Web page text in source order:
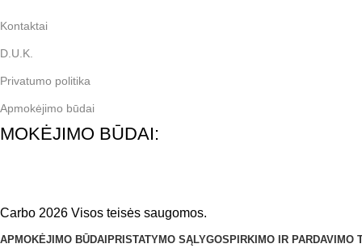
Kontaktai
D.U.K.
Privatumo politika
Apmokėjimo būdai
MOKĖJIMO BŪDAI:
Carbo 2026 Visos teisės saugomos.
APMOKĖJIMO BŪDAI PRISTATYMO SĄLYGOS PIRKIMO IR PARDAVIMO